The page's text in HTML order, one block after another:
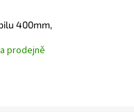
400mm,
prodejně